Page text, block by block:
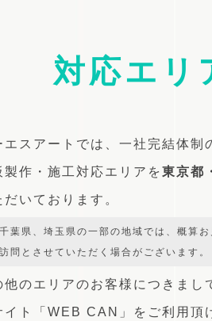
対応エリ
エスアートでは、 一社完結体制
製作・施工対応エリアを東京都
だいております。
葉県、埼玉県の一部の地域では、概算
問とさせていただく場合がございます。
他のエリアのお客様につきまし
イト 「WEB CAN」をご利用頂